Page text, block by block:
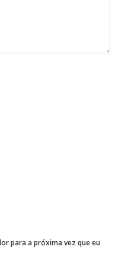
para a próxima vez que eu